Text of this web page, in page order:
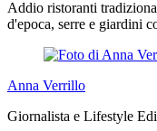
Addio ristoranti
d'epoca, serre e giardini
Anna Verrillo
Giornalista e Lifestyle